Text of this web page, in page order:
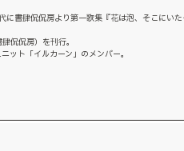
書肆侃侃房より第一歌集『花は泡、そこにいた
侃侃房）を刊行。
ット「イルカーン」のメンバー。